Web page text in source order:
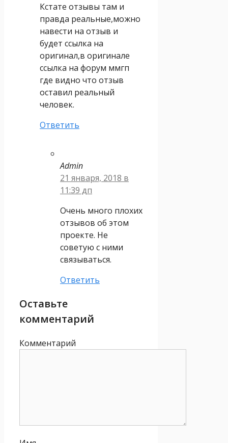
Кстате отзывы там и
правда реальные,можно
навести на отзыв и
будет ссылка на
оригинал,в оригинале
ссылка на форум ммгп
где видно что отзыв
оставил реальный
человек.
Ответить
Admin
21 января, 2018 в
11:39 дп
Очень много плохих
отзывов об этом
проекте. Не
советую с ними
связываться.
Ответить
Оставьте
комментарий
Комментарий